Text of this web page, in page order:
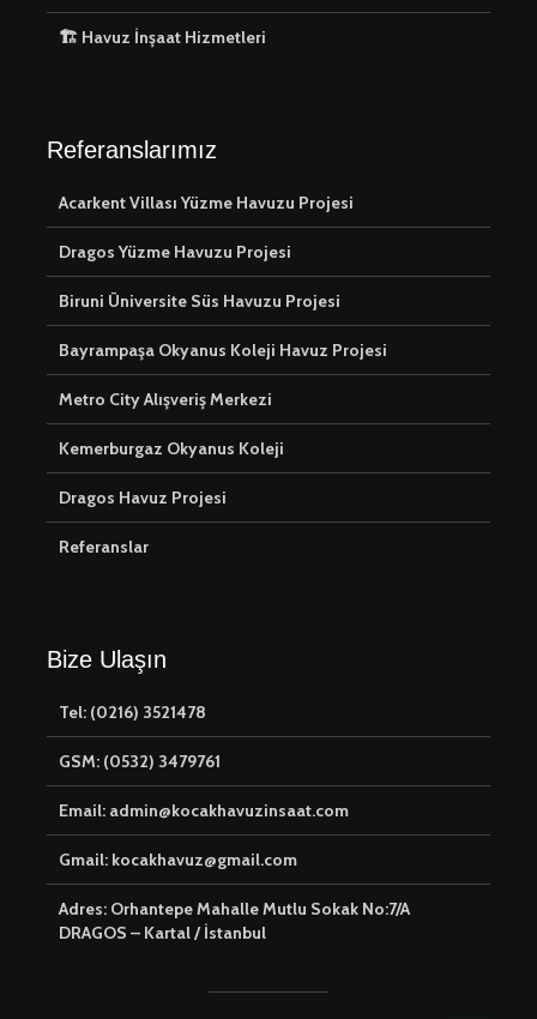
🏗️ Havuz İnşaat Hizmetleri
Referanslarımız
Acarkent Villası Yüzme Havuzu Projesi
Dragos Yüzme Havuzu Projesi
Biruni Üniversite Süs Havuzu Projesi
Bayrampaşa Okyanus Koleji Havuz Projesi
Metro City Alışveriş Merkezi
Kemerburgaz Okyanus Koleji
Dragos Havuz Projesi
Referanslar
Bize Ulaşın
Tel: (0216) 3521478
GSM: (0532) 3479761
Email: admin@kocakhavuzinsaat.com
Gmail: kocakhavuz@gmail.com
Adres: Orhantepe Mahalle Mutlu Sokak No:7/A
DRAGOS – Kartal / İstanbul